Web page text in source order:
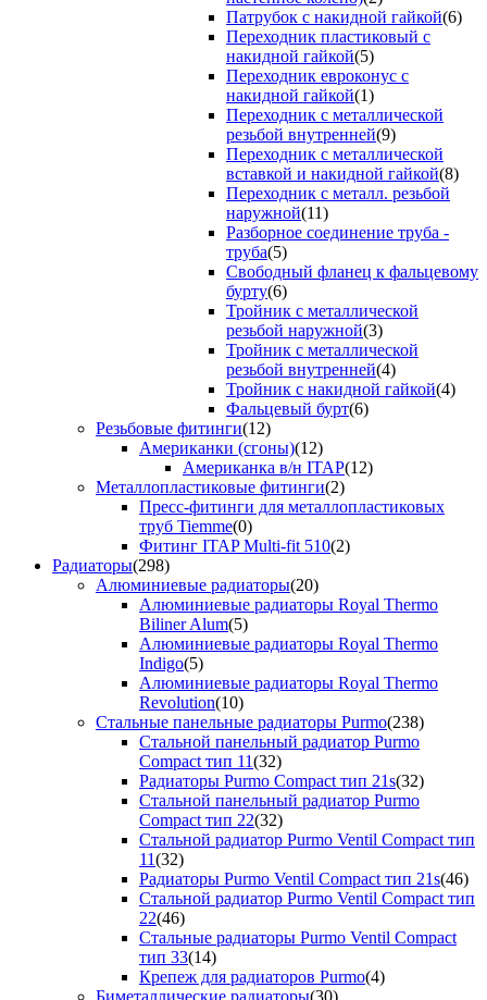
Патрубок с накидной гайкой(6)
Переходник пластиковый с
накидной гайкой(5)
Переходник евроконус с
накидной гайкой(1)
Переходник с металлической
резьбой внутренней(9)
Переходник с металлической
вставкой и накидной гайкой(8)
Переходник с металл. резьбой
наружной(11)
Разборное соединение труба -
труба(5)
Свободный фланец к фальцевому
бурту(6)
Тройник с металлической
резьбой наружной(3)
Тройник с металлической
резьбой внутренней(4)
Тройник с накидной гайкой(4)
Фальцевый бурт(6)
Резьбовые фитинги(12)
Американки (сгоны)(12)
Американка в/н ITAP(12)
Металлопластиковые фитинги(2)
Пресс-фитинги для металлопластиковых
труб Tiemme(0)
Фитинг ITAP Multi-fit 510(2)
Радиаторы(298)
Алюминиевые радиаторы(20)
Алюминиевые радиаторы Royal Thermo
Biliner Alum(5)
Алюминиевые радиаторы Royal Thermo
Indigo(5)
Алюминиевые радиаторы Royal Thermo
Revolution(10)
Стальные панельные радиаторы Purmo(238)
Стальной панельный радиатор Purmo
Compact тип 11(32)
Радиаторы Purmo Compact тип 21s(32)
Стальной панельный радиатор Purmo
Compact тип 22(32)
Стальной радиатор Purmo Ventil Compact тип
11(32)
Радиаторы Purmo Ventil Compact тип 21s(46)
Стальной радиатор Purmo Ventil Compact тип
22(46)
Стальные радиаторы Purmo Ventil Compact
тип 33(14)
Крепеж для радиаторов Purmo(4)
Биметаллические радиаторы(30)